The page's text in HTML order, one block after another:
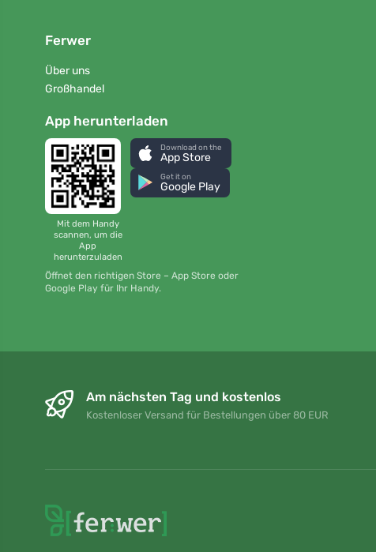
Ferwer
Über uns
Großhandel
App herunterladen
Mit dem Handy
scannen, um die
App
herunterzuladen
Download on the
App Store
Get it on
Google Play
Öffnet den richtigen Store – App Store oder
Google Play für Ihr Handy.
Am nächsten Tag und kostenlos
Kostenloser Versand für Bestellungen über 80 EUR